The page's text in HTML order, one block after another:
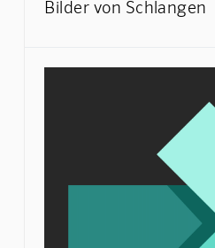
Bilder von Schlangen